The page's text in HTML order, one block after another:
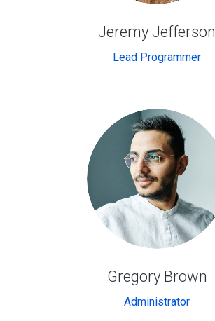
Jeremy Jefferson
Lead Programmer
Gregory Brown
Administrator